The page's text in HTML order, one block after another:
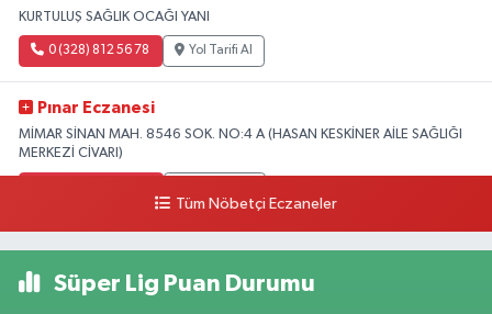
KURTULUŞ SAĞLIK OCAĞI YANI
0 (328) 812 56 78 Yol Tarifi Al
Pınar Eczanesi
MİMAR SİNAN MAH. 8546 SOK. NO:4 A (HASAN KESKİNER AİLE SAĞLIĞI
MERKEZİ CİVARI)
Tüm Nöbetçi Eczaneler
Süper Lig Puan Durumu